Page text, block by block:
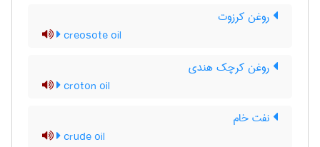
روغن کرزوت
creosote oil
روغن کرچک هندی
croton oil
نفت خام
crude oil